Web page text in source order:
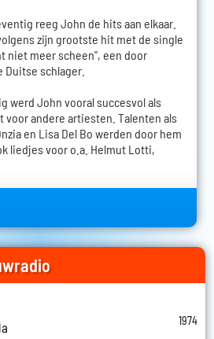
reeg John de hits aan elkaar.
zijn grootste hit met de single
niet meer scheen", een door
Duitse schlager.
werd John vooral succesvol als
voor andere artiesten. Talenten als
en Lisa Del Bo werden door hem
liedjes voor o.a. Helmut Lotti,
1974